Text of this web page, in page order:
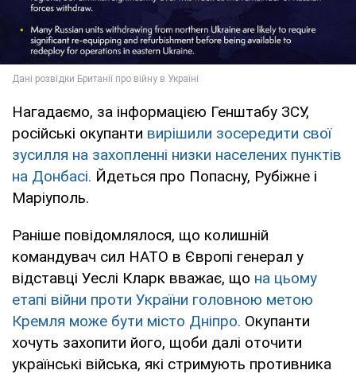
Нагадаємо, за інформацією Генштабу ЗСУ,
російські окупанти вирішили зосередити свої
зусилля на захопленні низки населених пунктів
на Донбасі. Йдеться про Попасну, Рубіжне і
Маріуполь.
Раніше повідомлялося, що колишній
командувач сил НАТО в Європі генерал у
відставці Уеслі Кларк вважає, що на цьому
етапі війни проти України головною метою
Кремля може бути місто Дніпро. Окупанти
хочуть захопити його, щоби далі оточити
українські війська, які стримують противника